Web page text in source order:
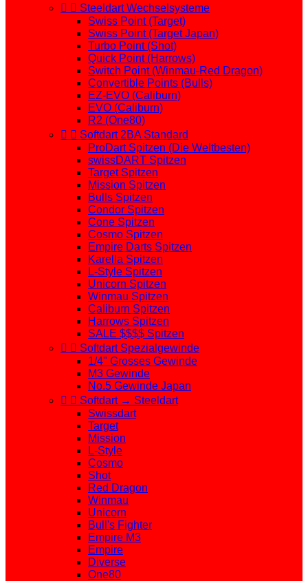
  Steeldart Wechselsysteme
Swiss Point (Target)
Swiss Point (Target Japan)
Turbo Point (Shot)
Quick Point (Harrows)
Switch Point (Winmau-Red Dragon)
Convertible Points (Bulls)
EZ-EVO (Caliburn)
EVO (Caliburn)
R2 (One80)
  Softdart 2BA Standard
ProDart Spitzen (Die Weltbesten)
swissDART Spitzen
Target Spitzen
Mission Spitzen
Bulls Spitzen
Condor Spitzen
Cone Spitzen
Cosmo Spitzen
Empire Darts Spitzen
Karella Spitzen
L-Style Spitzen
Unicorn Spitzen
Winmau Spitzen
Caliburn Spitzen
Harrows Spitzen
SALE $$$$ Spitzen
  Softdart Spezialgewinde
1/4" Grosses Gewinde
M3 Gewinde
No.5 Gewinde Japan
  Softdart → Steeldart
Swissdart
Target
Mission
L-Style
Cosmo
Shot
Red Dragon
Winmau
Unicorn
Bull's Fighter
Empire M3
Empire
Diverse
One80